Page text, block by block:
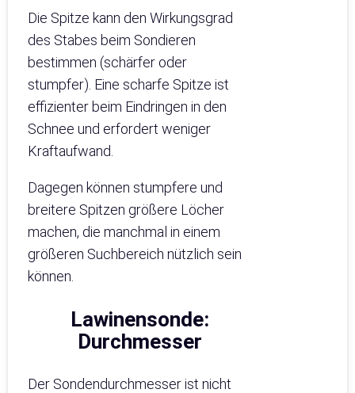
Die Spitze kann den Wirkungsgrad
des Stabes beim Sondieren
bestimmen (schärfer oder
stumpfer). Eine scharfe Spitze ist
effizienter beim Eindringen in den
Schnee und erfordert weniger
Kraftaufwand.
Dagegen können stumpfere und
breitere Spitzen größere Löcher
machen, die manchmal in einem
größeren Suchbereich nützlich sein
können.
Lawinensonde:
Durchmesser
Der Sondendurchmesser ist nicht